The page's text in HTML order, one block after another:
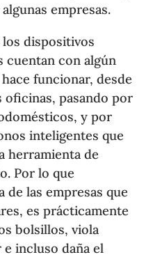
empresas.
dispositivos
cuentan con algún
funcionar, desde
oficinas, pasando por
y por
inteligentes que
herramienta de
Por lo que
las empresas que
es prácticamente
bolsillos, viola
incluso daña el